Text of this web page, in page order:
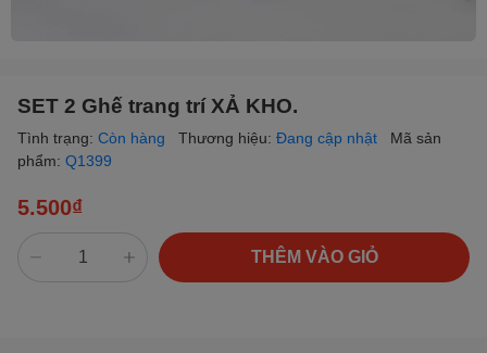
SET 2 Ghế trang trí XẢ KHO.
Tình trạng: Còn hàng Thương hiệu: Đang cập nhật
Mã sản
phẩm: Q1399
5.500₫
THÊM VÀO GIỎ